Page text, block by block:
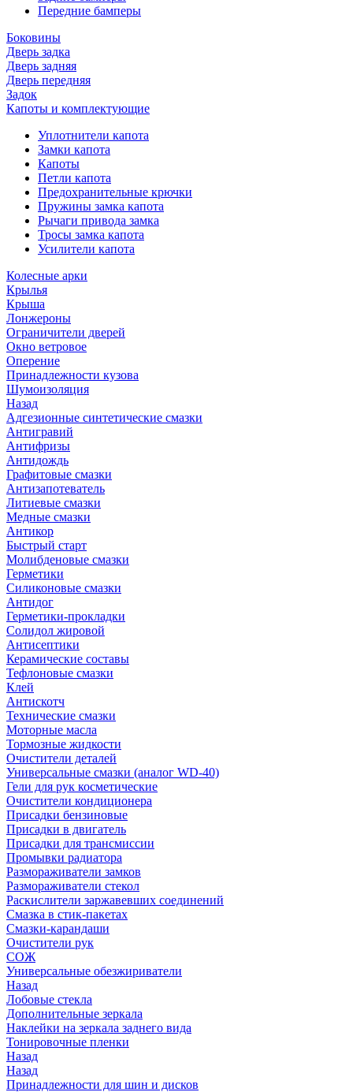
Передние бамперы
Боковины
Дверь задка
Дверь задняя
Дверь передняя
Задок
Капоты и комплектующие
Уплотнители капота
Замки капота
Капоты
Петли капота
Предохранительные крючки
Пружины замка капота
Рычаги привода замка
Тросы замка капота
Усилители капота
Колесные арки
Крылья
Крыша
Лонжероны
Ограничители дверей
Окно ветровое
Оперение
Принадлежности кузова
Шумоизоляция
Назад
Адгезионные синтетические смазки
Антигравий
Антифризы
Антидождь
Графитовые смазки
Антизапотеватель
Литиевые смазки
Медные смазки
Антикор
Быстрый старт
Молибденовые смазки
Герметики
Силиконовые смазки
Антидог
Герметики-прокладки
Солидол жировой
Антисептики
Керамические составы
Тефлоновые смазки
Клей
Антискотч
Технические смазки
Моторные масла
Тормозные жидкости
Очистители деталей
Универсальные смазки (аналог WD-40)
Гели для рук косметические
Очистители кондиционера
Присадки бензиновые
Присадки в двигатель
Присадки для трансмиссии
Промывки радиатора
Размораживатели замков
Размораживатели стекол
Раскислители заржавевших соединений
Смазка в стик-пакетах
Смазки-карандаши
Очистители рук
СОЖ
Универсальные обезжириватели
Назад
Лобовые стекла
Дополнительные зеркала
Наклейки на зеркала заднего вида
Тонировочные пленки
Назад
Назад
Принадлежности для шин и дисков